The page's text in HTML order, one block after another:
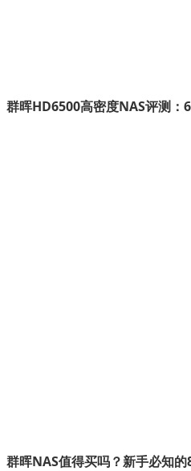
群晖HD6500高密度NAS评测：
群晖NAS值得买吗？新手必知